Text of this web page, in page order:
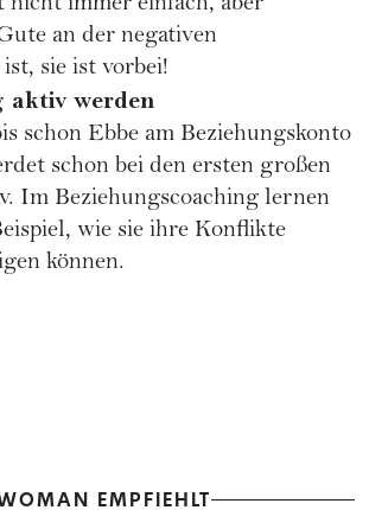
an der negativen
sie ist vorbei!
aktiv werden
schon Ebbe am Beziehungskonto
schon bei den ersten großen
Im Beziehungscoaching lernen
wie sie ihre Konflikte
können.
EMPFIEHLT